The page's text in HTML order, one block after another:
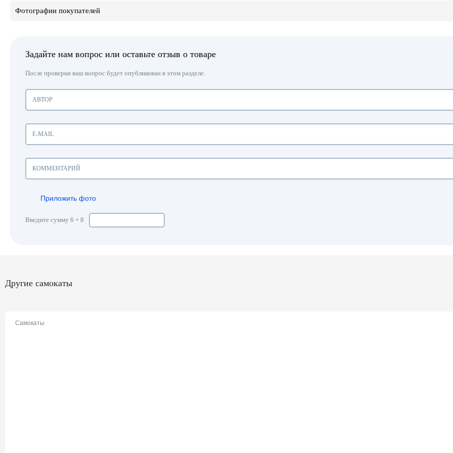
Фотографии покупателей
Задайте нам вопрос или оставьте отзыв о товаре
После проверки ваш вопрос будет опубликован в этом разделе.
Приложить фото
Введите сумму 6 + 8
Другие самокаты
Самокаты